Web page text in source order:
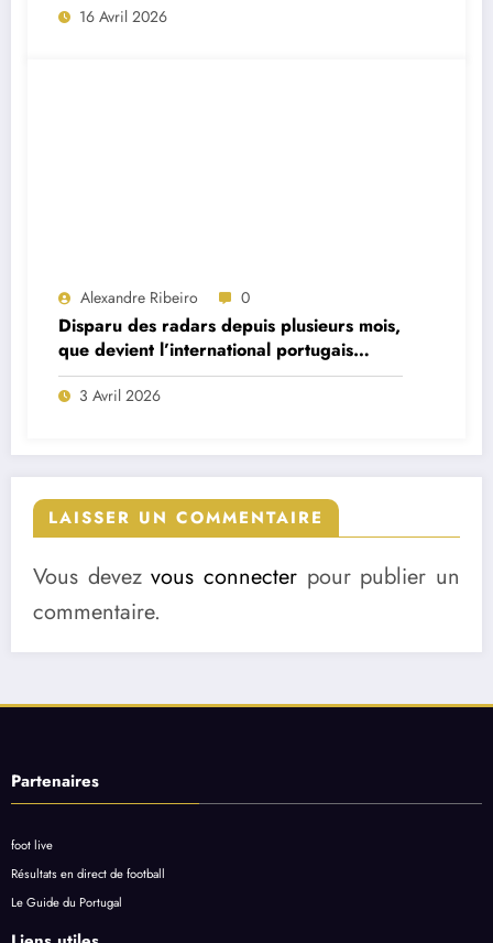
16 Avril 2026
Alexandre Ribeiro 0
Disparu des radars depuis plusieurs mois,
que devient l’international portugais
William Carvalho ?
3 Avril 2026
LAISSER UN COMMENTAIRE
Vous devezvous connecter pour publier un
commentaire.
Partenaires
foot live
Résultats en direct de football
Le Guide du Portugal